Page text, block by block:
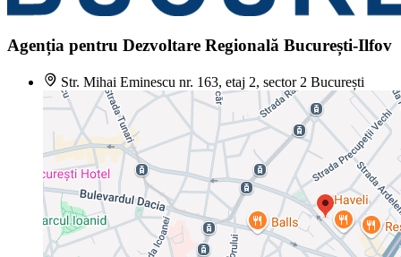
Agenția pentru Dezvoltare Regională București-Ilfov
Str. Mihai Eminescu nr. 163, etaj 2, sector 2 București